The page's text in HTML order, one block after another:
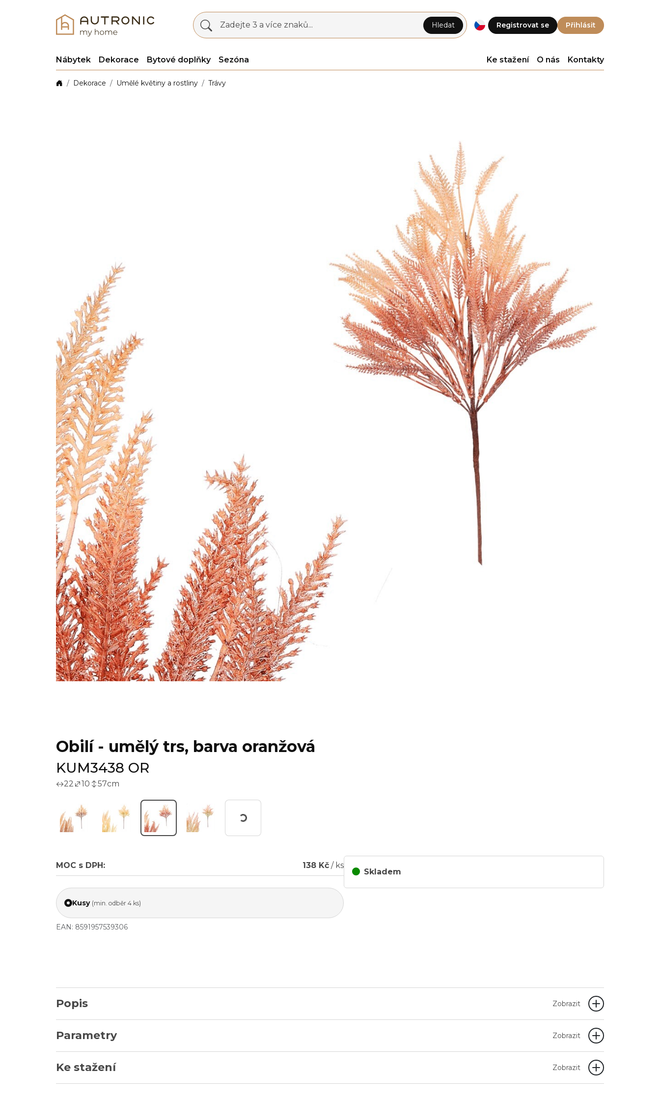
Registrovat se Přihlásit
Zadejte 3 a více znaků... Hledat
Nábytek Dekorace Bytové doplňky Sezóna Ke stažení O nás Kontakty
Dekorace Umělé květiny a rostliny Trávy
Obilí - umělý trs, barva oranžová
KUM3438 OR
22 10 57cm
Pracuji...
MOC s DPH: 138 Kč / ks
Kusy (min. odběr 4 ks)
EAN: 8591957539306
Skladem
Popis Zobrazit
Parametry Zobrazit
Ke stažení Zobrazit